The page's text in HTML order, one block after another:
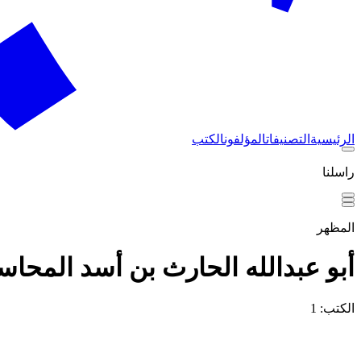
الرئيسية التصنيفاتالمؤلفونالكتب
راسلنا
المظهر
أبو عبدالله الحارث بن أسد
الكتب: 1